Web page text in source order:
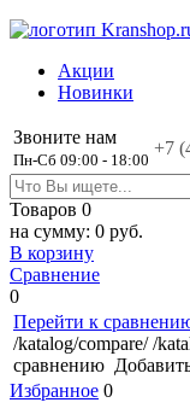
Акции
Новинки
Звоните нам
Пн-Сб 09:00 - 18:00
+7
Товаров 0
на сумму: 0 руб.
В корзину
Сравнение
0
Перейти к
/katalog/compare/ /
сравнению
Избранное 0